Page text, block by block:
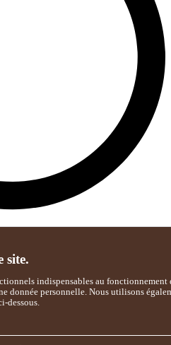
site.
indispensables au fonctionnement
donnée personnelle. Nous utilisons
dessous.